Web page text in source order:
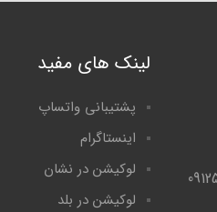
لینک های مفید
پشتیبانی واتساپ
اینستاگرام
لوکیشن در نشان
لوکیشن در بلد